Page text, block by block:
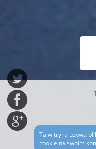
Ta witryna używa
cookie na swoim